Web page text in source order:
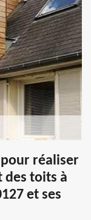
réaliser
des toits à
et ses